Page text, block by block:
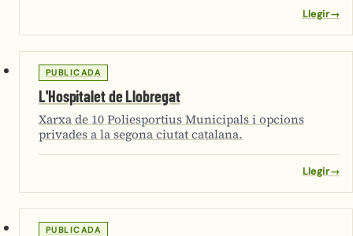
Llegir→
PUBLICADA
L'Hospitalet de Llobregat
Xarxa de 10 Poliesportius Municipals i opcions
privades a la segona ciutat catalana.
Llegir→
PUBLICADA